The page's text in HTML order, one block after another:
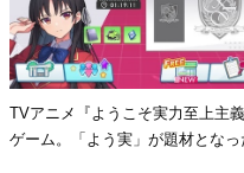
TVアニメ『ようこそ実力至上主
ゲーム。「よう実」が題材となっ